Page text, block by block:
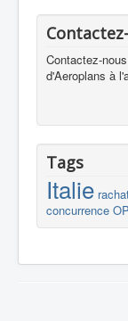
Contactez-
d'Aeroplans à
Tags
Italie
concurrence